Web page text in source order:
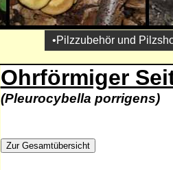
•Pilzzubehör und
Ohrförmiger
(Pleurocybella porrigens)